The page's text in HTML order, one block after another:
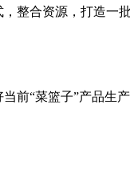
，整合资源，打造一
前“菜篮子”产品生产